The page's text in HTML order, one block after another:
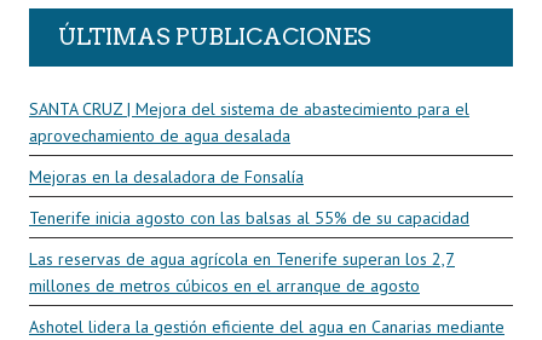
ÚLTIMAS PUBLICACIONES
SANTA CRUZ | Mejora del sistema de abastecimiento para el
aprovechamiento de agua desalada
Mejoras en la desaladora de Fonsalía
Tenerife inicia agosto con las balsas al 55% de su capacidad
Las reservas de agua agrícola en Tenerife superan los 2,7
millones de metros cúbicos en el arranque de agosto
Ashotel lidera la gestión eficiente del agua en Canarias mediante